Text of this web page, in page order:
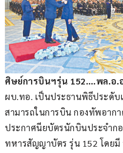
ศิษย์การบินฯรุ่น 152….พล.อ
ผบ.ทอ. เป็นประธานพิธีประดับ
สามารถในการบิน กองทัพอาก
ประกาศนียบัตรนักบินประจำก
ทหารสัญญาบัตร รุ่น 152 โดยมี